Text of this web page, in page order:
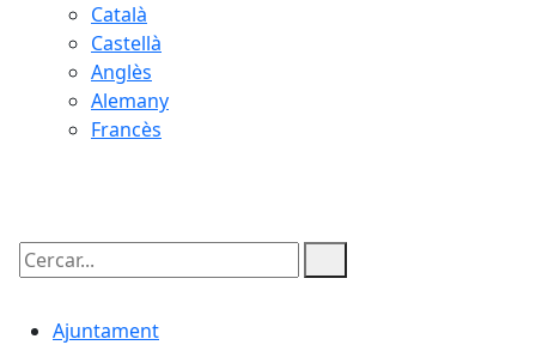
Català
Castellà
Anglès
Alemany
Francès
Cercar:
Ajuntament